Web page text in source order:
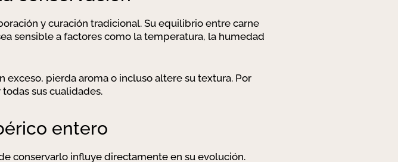
y curación tradicional. Su equilibrio entre carne
sensible a factores como la temperatura, la humedad
pierda aroma o incluso altere su textura. Por
sus cualidades.
entero
conservarlo influye directamente en su evolución.